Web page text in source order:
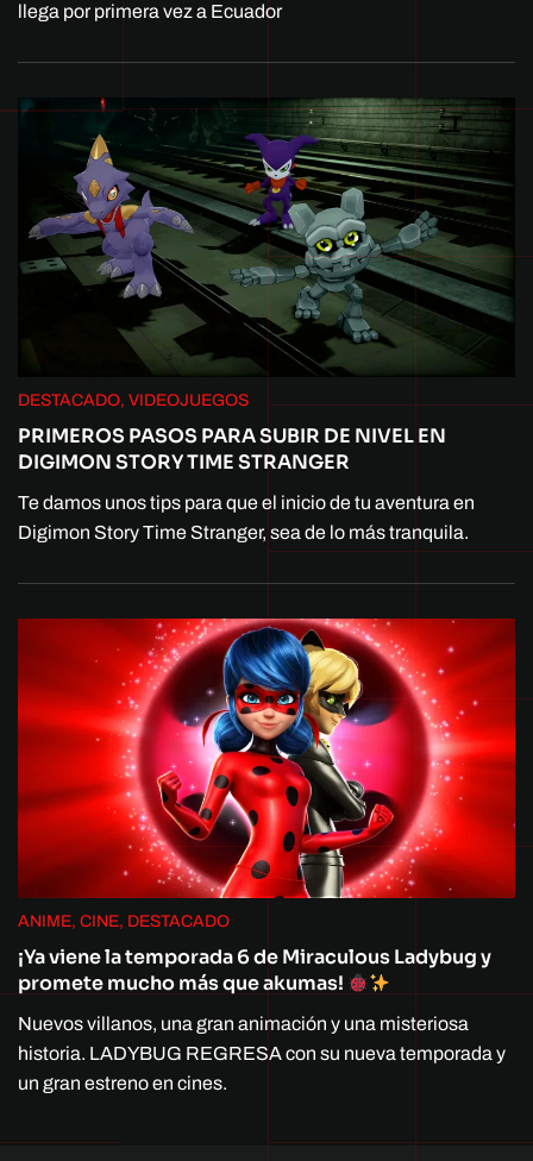
llega por primera vez a Ecuador
DESTACADO, VIDEOJUEGOS
PRIMEROS PASOS PARA SUBIR DE NIVEL EN
DIGIMON STORY TIME STRANGER
Te damos unos tips para que el inicio de tu aventura en
Digimon Story Time Stranger, sea de lo más tranquila.
ANIME, CINE, DESTACADO
¡Ya viene la temporada 6 de Miraculous Ladybug y
promete mucho más que akumas!
Nuevos villanos, una gran animación y una misteriosa
historia. LADYBUG REGRESA con su nueva temporada y
un gran estreno en cines.